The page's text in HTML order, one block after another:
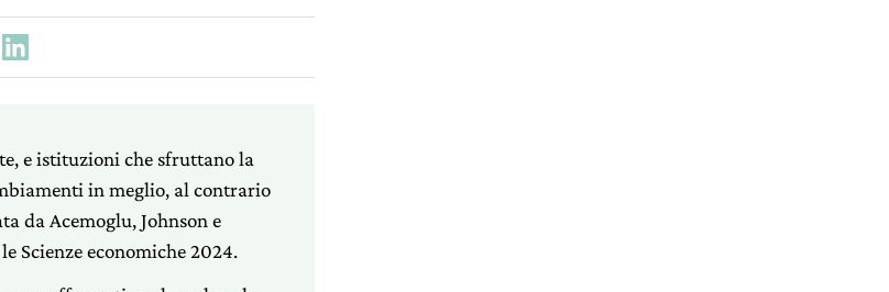
e istituzioni che sfruttano la
in meglio, al contrario
da Acemoglu, Johnson e
Scienze economiche 2024.